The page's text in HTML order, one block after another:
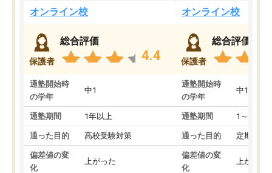
オンライン校
保護者
総合評価
4.4
通塾開始時
の学年
中1
通塾期間 1年以上
通った目的 高校受験対策
偏差値の変
化
上がった
オンライン校
保護者
総合評価
通塾開始時
の学年
中1
通塾期間 1～3ヵ月
通った目的 定期テス
偏差値の変
化
上がった